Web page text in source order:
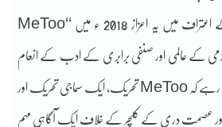
جون فوس کی ادبی خدمات کے اعتراف میں یہ اعزاز 2018 ء میں ‘‘MeToo
کے عالمی اور صنفی برابری کے ادب کے انعام
کے عزم کو واضح کرتا ہے۔(یاد رہے کہ MeToo تحریک، ایک سماجی تحریک اور
اور عصمت دری کے کلچر کے خلاف ایک آگاہی مہم